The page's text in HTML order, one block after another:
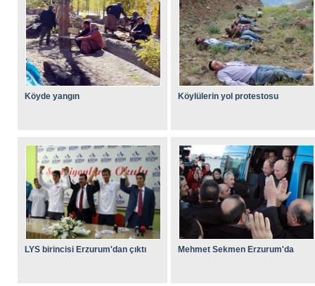
Köyde yangın Köylülerin yol protestosu
LYS birincisi Erzurum'dan çıktı Mehmet Sekmen Erzurum'da